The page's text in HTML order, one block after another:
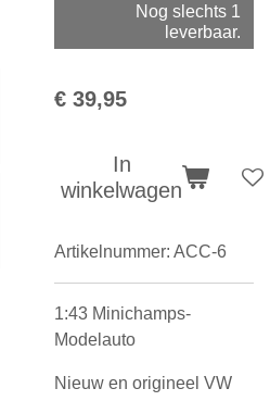
Nog slechts 1
leverbaar.
€ 39,95
In
winkelwagen
Artikelnummer: ACC-6
1:43 Minichamps-
Modelauto
Nieuw en origineel VW